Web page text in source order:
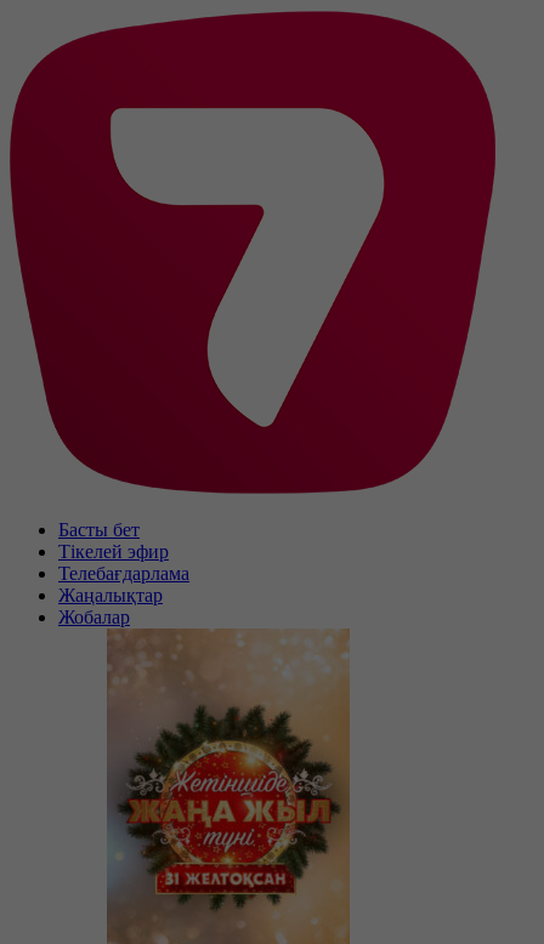
Басты бет
Тікелей эфир
Телебағдарлама
Жаңалықтар
Жобалар